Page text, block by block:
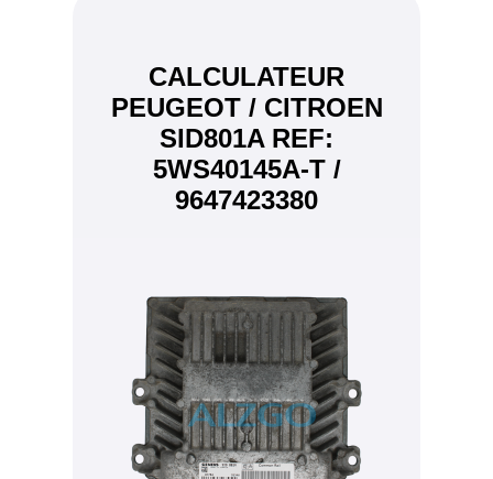
CALCULATEUR
PEUGEOT / CITROEN
SID801A REF:
5WS40145A-T /
9647423380